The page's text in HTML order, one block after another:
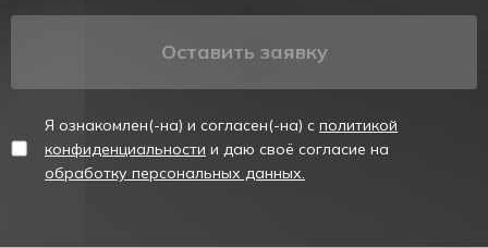
Оставить заявку
Я ознакомлен(-на) и согласен(-на) с политикой
конфиденциальности и даю своё согласие на
обработку персональных данных.